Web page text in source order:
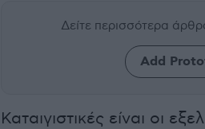
Δείτε περισσότερα
Add
Καταιγιστικές είναι οι